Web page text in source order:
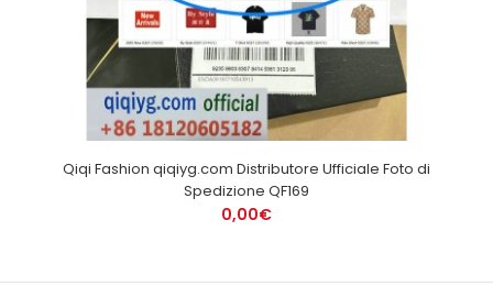
Qiqi Fashion qiqiyg.com Distributore Ufficiale Foto di
Spedizione QF169
0,00€